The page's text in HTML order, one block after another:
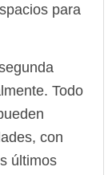
para
Todo
con
últimos